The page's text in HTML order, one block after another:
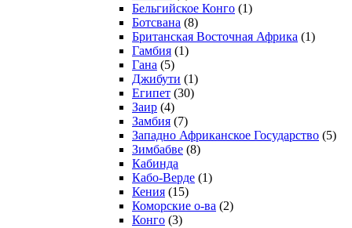
Бельгийское Конго (1)
Ботсвана (8)
Британская Восточная Африка (1)
Гамбия (1)
Гана (5)
Джибути (1)
Египет (30)
Заир (4)
Замбия (7)
Западно Африканское Государство (5)
Зимбабве (8)
Кабинда
Кабо-Верде (1)
Кения (15)
Коморские о-ва (2)
Конго (3)